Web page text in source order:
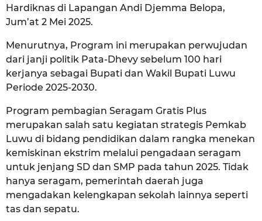
Hardiknas di Lapangan Andi Djemma Belopa,
Jum’at 2 Mei 2025.
Menurutnya, Program ini merupakan perwujudan
dari janji politik Pata-Dhevy sebelum 100 hari
kerjanya sebagai Bupati dan Wakil Bupati Luwu
Periode 2025-2030.
Program pembagian Seragam Gratis Plus
merupakan salah satu kegiatan strategis Pemkab
Luwu di bidang pendidikan dalam rangka menekan
kemiskinan ekstrim melalui pengadaan seragam
untuk jenjang SD dan SMP pada tahun 2025. Tidak
hanya seragam, pemerintah daerah juga
mengadakan kelengkapan sekolah lainnya seperti
tas dan sepatu.